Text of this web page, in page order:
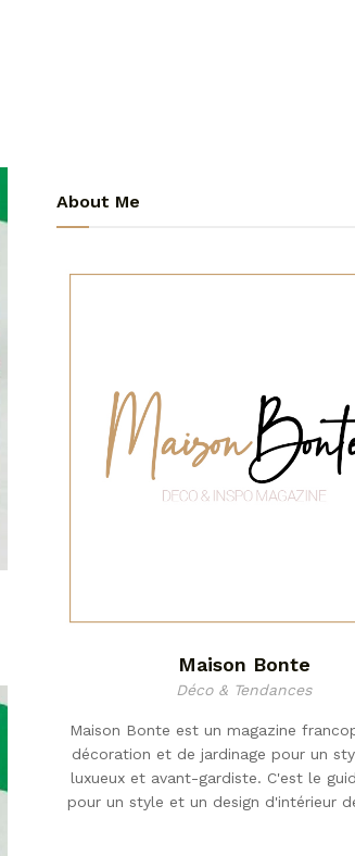
About Me
Maison Bonte
Déco & Tendances
Maison Bonte est un magazine
décoration et de jardinage pour un
luxueux et avant-gardiste. C'est le
pour un style et un design d'intérieur